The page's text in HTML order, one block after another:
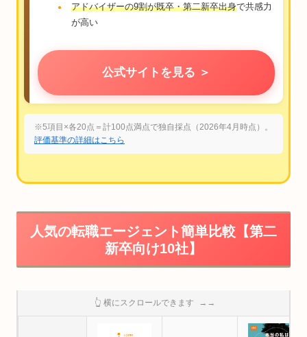
アドバイザーの9割が既卒・第二新卒出身で共感力
が高い
公式サイトを見る ＞
※5項目×各20点＝計100点満点で独自採点（2026年4月時点）。
評価基準の詳細はこちら
人気の転職エージェント簡単比較【第二
新卒向け10社】
👆 横にスクロールできます →→